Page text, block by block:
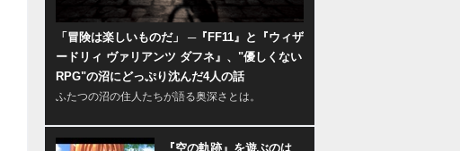
「冒険は楽しいものだ」 ─『FF11』と『ウィザ
ードリィ ヴァリアンツ ダフネ』、"優しくない
RPG"の沼にどっぷり沈んだ4人の話
ふたつの沼の住人たちが語る奥深さとは。
『空の軌跡』を遊ぶのは